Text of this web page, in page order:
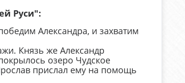
Руси":
Александра, и захватим
Князь же Александр
озеро Чудское
прислал ему на помощь